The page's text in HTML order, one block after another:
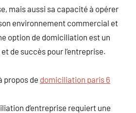
mais aussi sa capacité à opérer
environnement commercial et
option de domiciliation est un
de succès pour l’entreprise.
propos de domiciliation paris 6
d’entreprise requiert une